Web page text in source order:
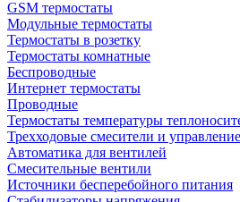
GSM термостаты
Модульные термостаты
Термостаты в розетку
Термостаты комнатные
Беспроводные
Интернет термостаты
Проводные
Термостаты температуры
Трехходовые смесители и управление
Автоматика для вентилей
Смесительные вентили
Источники бесперебойного питания